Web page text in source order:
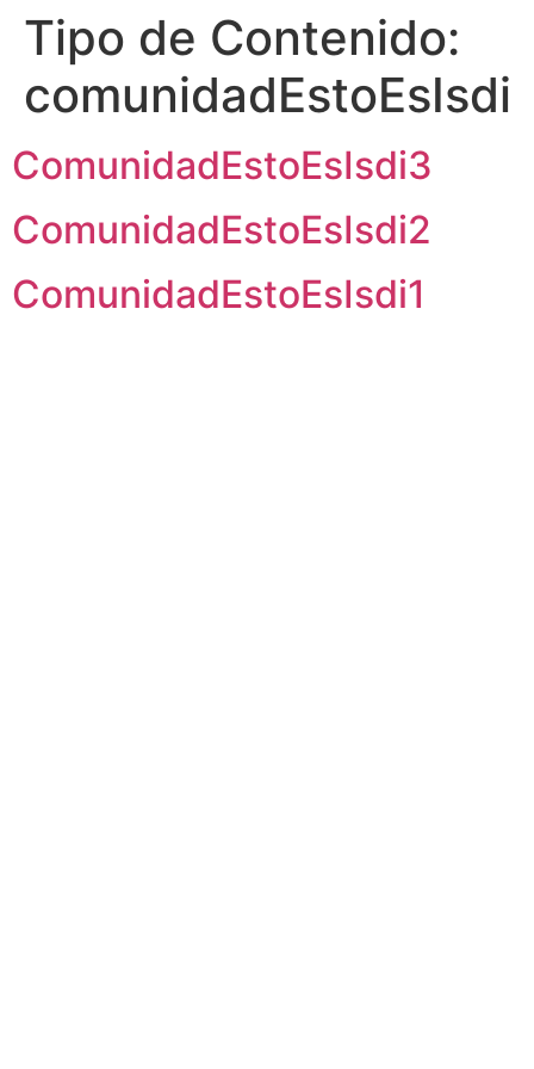
Tipo de Contenido:
comunidadEstoEsIsdi
ComunidadEstoEsIsdi3
ComunidadEstoEsIsdi2
ComunidadEstoEsIsdi1